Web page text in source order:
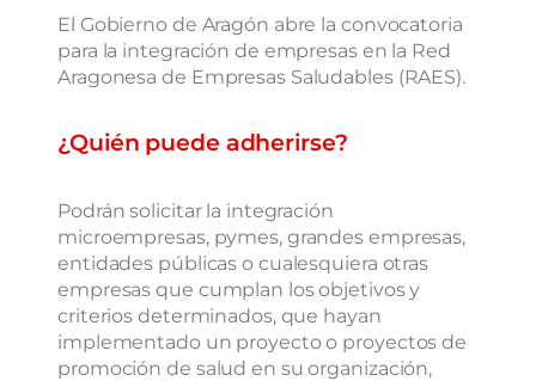
El Gobierno de Aragón abre la convocatoria
para la integración de empresas en la Red
Aragonesa de Empresas Saludables (RAES).
¿Quién puede adherirse?
Podrán solicitar la integración
microempresas, pymes, grandes empresas,
entidades públicas o cualesquiera otras
empresas que cumplan los objetivos y
criterios determinados, que hayan
implementado un proyecto o proyectos de
promoción de salud en su organización,